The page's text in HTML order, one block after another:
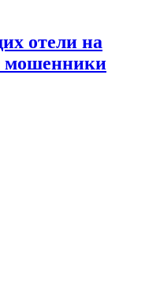
отели на
мошенники